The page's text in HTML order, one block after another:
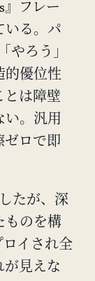
』フレー
いる。パ
やろう」
的優位性
とは障壁
い。汎用
ゼロで即
たが、深
ものを構
イされ全
が見えな